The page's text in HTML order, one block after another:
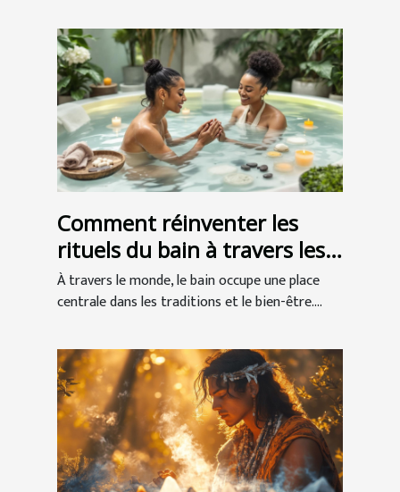
Comment réinventer les
rituels du bain à travers les
cultures ?
À travers le monde, le bain occupe une place
centrale dans les traditions et le bien-être....